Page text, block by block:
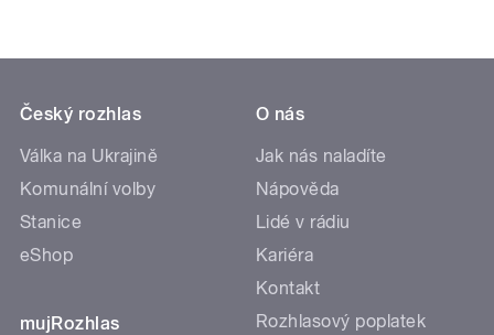
Český rozhlas
Válka na Ukrajině
Komunální volby
Stanice
eShop
mujRozhlas
O nás
Jak nás naladíte
Nápověda
Lidé v rádiu
Kariéra
Kontakt
Rozhlasový poplatek